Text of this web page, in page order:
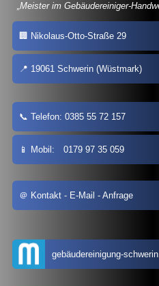
Meister im Gebäudereiniger-
Nikolaus-Otto-Straße 29
19061 Schwerin (Wüstmark)
Telefon: 0385 55 72 157
Mobil: 0179 97 35 059
Kontakt - E-Mail - Anfrage
gebäudereinigung-